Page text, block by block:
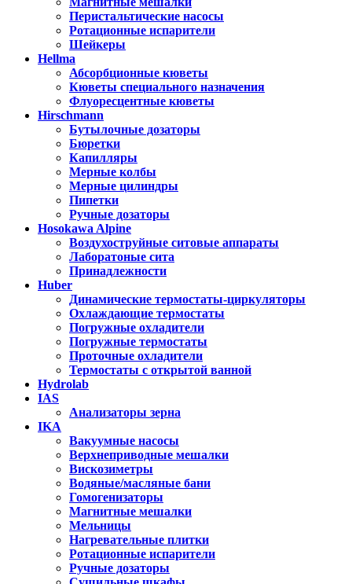
Перистальтические насосы
Ротационные испарители
Шейкеры
Hellma
Абсорбционные кюветы
Кюветы специального назначения
Флуоресцентные кюветы
Hirschmann
Бутылочные дозаторы
Бюретки
Капилляры
Мерные колбы
Мерные цилиндры
Пипетки
Ручные дозаторы
Hosokawa Alpine
Воздухоструйные ситовые аппараты
Лаборатоные сита
Принадлежности
Huber
Динамические термостаты-циркуляторы
Охлаждающие термостаты
Погружные охладители
Погружные термостаты
Проточные охладители
Термостаты с открытой ванной
Hydrolab
IAS
Анализаторы зерна
IKA
Вакуумные насосы
Верхнеприводные мешалки
Вискозиметры
Водяные/масляные бани
Гомогенизаторы
Магнитные мешалки
Мельницы
Нагревательные плитки
Ротационные испарители
Ручные дозаторы